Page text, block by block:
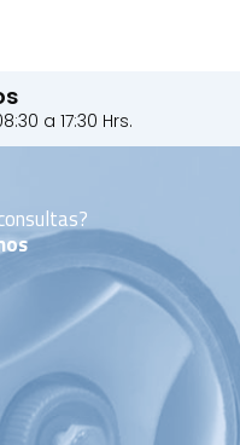
a 17:30 Hrs.